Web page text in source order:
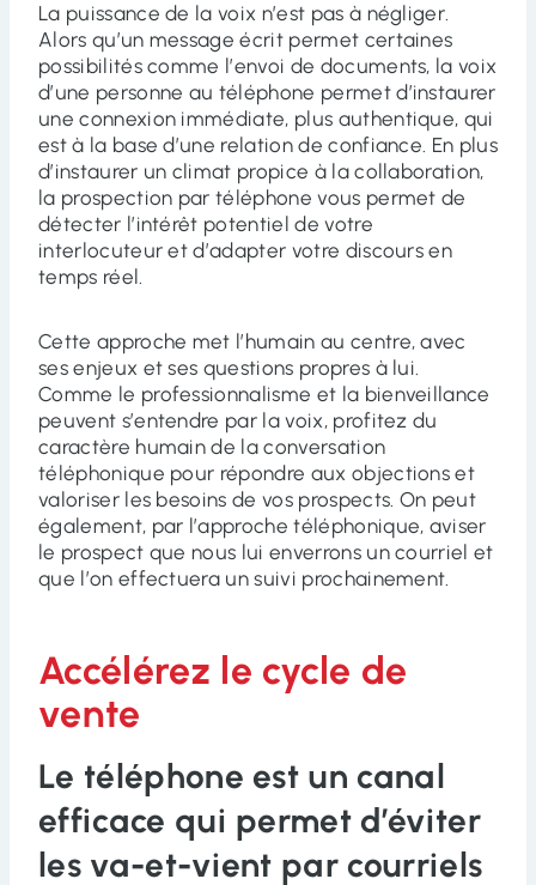
La puissance de la voix n’est pas à négliger.
Alors qu’un message écrit permet certaines
possibilités comme l’envoi de documents, la voix
d’une personne au téléphone permet d’instaurer
une connexion immédiate, plus authentique, qui
est à la base d’une relation de confiance. En plus
d’instaurer un climat propice à la collaboration,
la prospection par téléphone vous permet de
détecter l’intérêt potentiel de votre
interlocuteur et d’adapter votre discours en
temps réel.
Cette approche met l’humain au centre, avec
ses enjeux et ses questions propres à lui.
Comme le professionnalisme et la bienveillance
peuvent s’entendre par la voix, profitez du
caractère humain de la conversation
téléphonique pour répondre aux objections et
valoriser les besoins de vos prospects. On peut
également, par l’approche téléphonique, aviser
le prospect que nous lui enverrons un courriel et
que l’on effectuera un suivi prochainement.
Accélérez le cycle de
vente
Le téléphone est un canal
efficace qui permet d’éviter
les va-et-vient par courriels